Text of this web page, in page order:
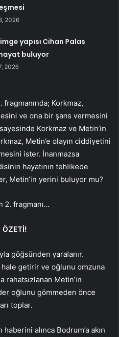
2026
yapısı Cihan Palas
buluyor
2026
fragmanında; Korkmaz,
ve ona bir şans vermesini
Korkmaz ve Metin’in
Metin’e olayın ciddiyetini
ister. İnanmazsa
hayatının tehlikede
Metin’in yerini buluyor mu?
2. fragmanı…
ÖZETİ!
göğsünden yaralanır.
hale getirir ve oğlunu omzuna
rahatsızlanan Metin’in
oğlunu gömmeden önce
toplar.
alınca Bodrum’a akın